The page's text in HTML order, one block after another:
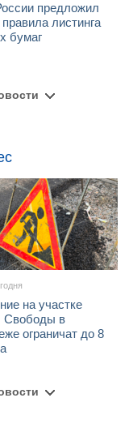
предложил
листинга
бумаг
на участке
Свободы в
ограничат до 8